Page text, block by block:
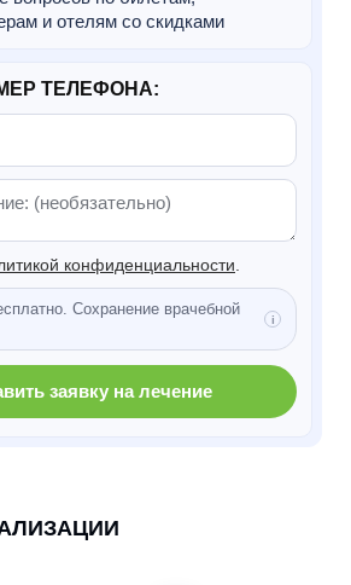
ТЕЛЕФОНА:
конфиденциальности
Сохранение врачебной
заявку на лечение
и отелям со скидками